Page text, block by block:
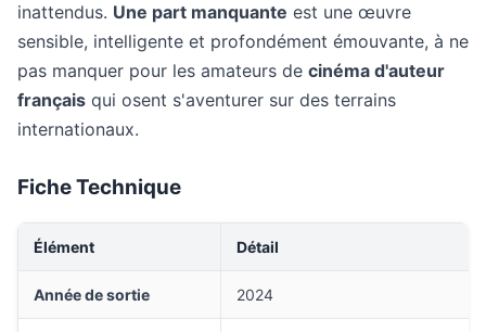
inattendus. Une part manquante est une œuvre
sensible, intelligente et profondément émouvante, à ne
pas manquer pour les amateurs de cinéma d'auteur
français qui osent s'aventurer sur des terrains
internationaux.
Fiche Technique
Élément Détail
Année de sortie 2024